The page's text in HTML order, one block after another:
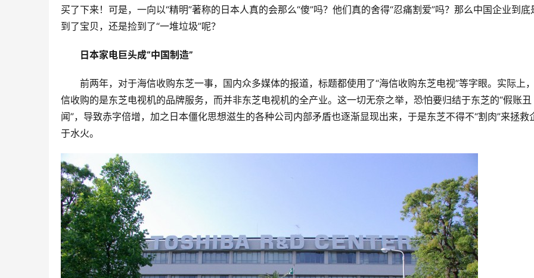
买了下来！可是，一向以“精明”著称的日本人真的会那么“傻”吗？他们真的舍得“忍痛割爱”吗？那么中国企业到底
到了宝贝，还是捡到了“一堆垃圾”呢？
日本家电巨头成“中国制造”
前两年，对于海信收购东芝一事，国内众多媒体的报道，标题都使用了“海信收购东芝电视”等字眼。实际上
信收购的是东芝电视机的品牌服务，而并非东芝电视机的全产业。这一切无奈之举，恐怕要归结于东芝的“假账丑
闻”，导致赤字倍增，加之日本僵化思想滋生的各种公司内部矛盾也逐渐显现出来，于是东芝不得不“割肉”来拯救
于水火。